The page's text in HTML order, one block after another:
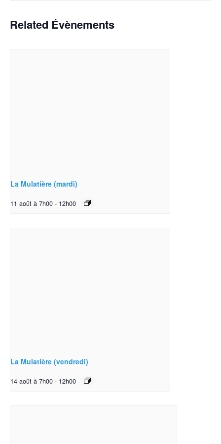
Related Évènements
La Mulatière (mardi)
11 août à 7h00 - 12h00
La Mulatière (vendredi)
14 août à 7h00 - 12h00